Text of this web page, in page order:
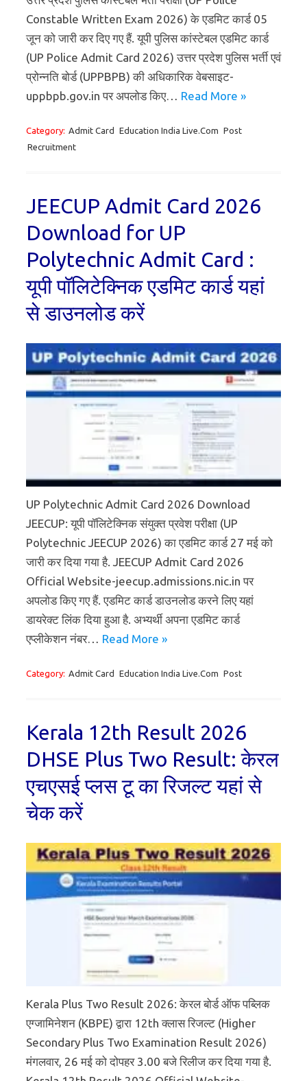
Constable Written Exam 2026) के एडमिट कार्ड 05
जून को जारी कर दिए गए हैं. यूपी पुलिस कांस्टेबल एडमिट कार्ड
(UP Police Admit Card 2026) उत्तर प्रदेश पुलिस भर्ती एवं
प्रोन्नति बोर्ड (UPPBPB) की अधिकारिक वेबसाइट-
uppbpb.gov.in पर अपलोड किए… Read More »
Category: Admit Card Education India Live.Com Post
Recruitment
JEECUP Admit Card 2026
Download for UP
Polytechnic Admit Card :
यूपी पॉलिटेक्निक एडमिट कार्ड यहां
से डाउनलोड करें
UP Polytechnic Admit Card 2026 Download
JEECUP: यूपी पॉलिटेक्निक संयुक्त प्रवेश परीक्षा (UP
Polytechnic JEECUP 2026) का एडमिट कार्ड 27 मई को
जारी कर दिया गया है. JEECUP Admit Card 2026
Official Website-jeecup.admissions.nic.in पर
अपलोड किए गए हैं. एडमिट कार्ड डाउनलोड करने लिए यहां
डायरेक्ट लिंक दिया हुआ है. अभ्यर्थी अपना एडमिट कार्ड
एप्लीकेशन नंबर… Read More »
Category: Admit Card Education India Live.Com Post
Kerala 12th Result 2026
DHSE Plus Two Result: केरल
एचएसई प्लस टू का रिजल्ट यहां से
चेक करें
Kerala Plus Two Result 2026: केरल बोर्ड ऑफ पब्लिक
एग्जामिनेशन (KBPE) द्वारा 12th क्लास रिजल्ट (Higher
Secondary Plus Two Examination Result 2026)
मंगलवार, 26 मई को दोपहर 3.00 बजे रिलीज कर दिया गया है.